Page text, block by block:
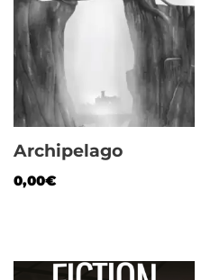
Archipelago
0,00€